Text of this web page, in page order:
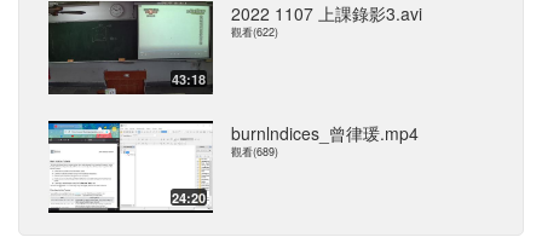
43:18
2022 1107 上課錄影3.avi
觀看(622)
24:20
burnlndices_曾律瑗.mp4
觀看(689)